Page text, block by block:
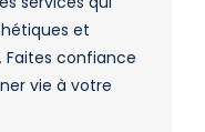
et
Faites confiance
vie à votre